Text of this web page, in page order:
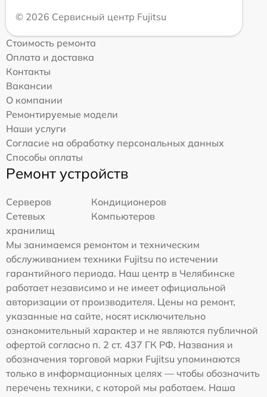
© 2026 Сервисный центр Fujitsu
Стоимость ремонта
Оплата и доставка
Контакты
Вакансии
О компании
Ремонтируемые модели
Наши услуги
Согласие на обработку персональных данных
Способы оплаты
Ремонт устройств
Серверов
Кондиционеров
Сетевых
хранилищ
Компьютеров
Мы занимаемся ремонтом и техническим
обслуживанием техники Fujitsu по истечении
гарантийного периода. Наш центр в Челябинске
работает независимо и не имеет официальной
авторизации от производителя. Цены на ремонт,
указанные на сайте, носят исключительно
ознакомительный характер и не являются публичной
офертой согласно п. 2 ст. 437 ГК РФ. Названия и
обозначения торговой марки Fujitsu упоминаются
только в информационных целях — чтобы обозначить
перечень техники, с которой мы работаем. Наша